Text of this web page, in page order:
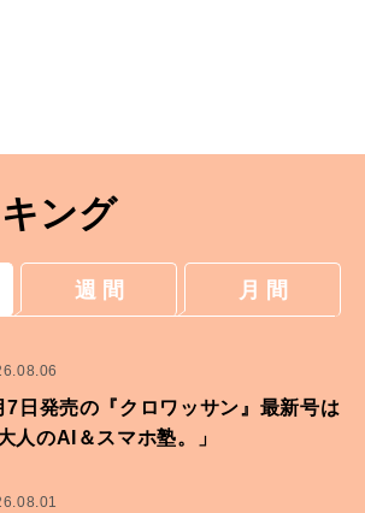
ング
週 間 月 間
7日発売の『クロワッサン』最新号は
大人のAI＆スマホ塾。」